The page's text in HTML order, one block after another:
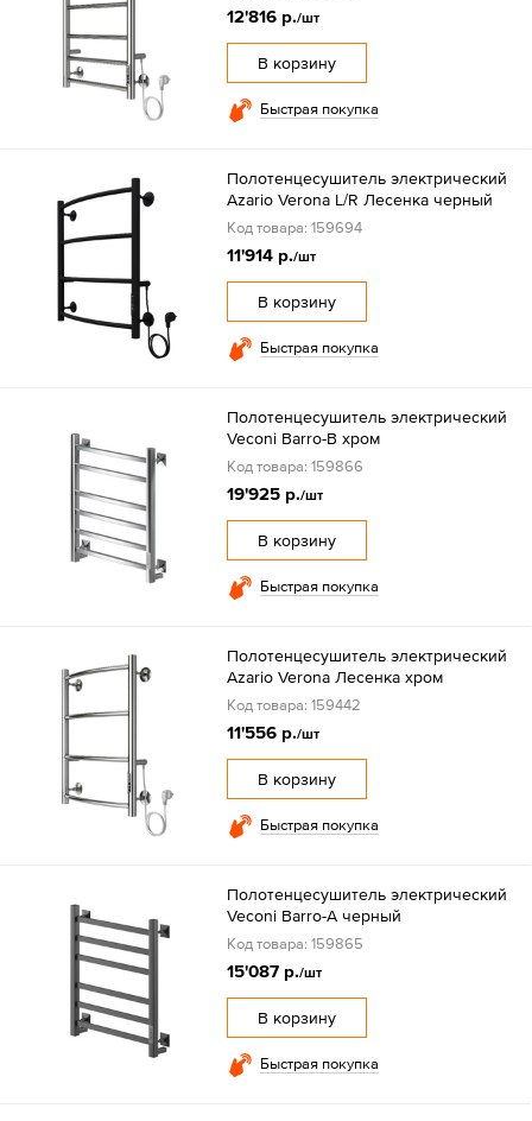
12'816 р./шт
В корзину
Быстрая покупка
Полотенцесушитель электрический
Azario Verona L/R Лесенка черный
Код товара: 159694
11'914 р./шт
В корзину
Быстрая покупка
Полотенцесушитель электрический
Veconi Barro-B хром
Код товара: 159866
19'925 р./шт
В корзину
Быстрая покупка
Полотенцесушитель электрический
Azario Verona Лесенка хром
Код товара: 159442
11'556 р./шт
В корзину
Быстрая покупка
Полотенцесушитель электрический
Veconi Barro-A черный
Код товара: 159865
15'087 р./шт
В корзину
Быстрая покупка